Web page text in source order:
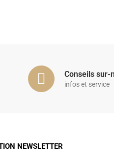
Conseils sur-
infos et service
NEWSLETTER